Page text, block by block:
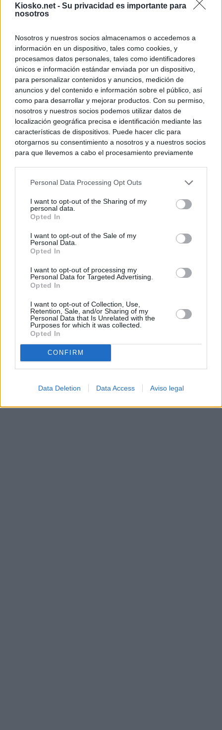
Kiosko.net - Su privacidad es importante para
nosotros
Nosotros y nuestros socios almacenamos o accedemos a
información en un dispositivo, tales como cookies, y
procesamos datos personales, tales como identificadores
únicos e información estándar enviada por un dispositivo,
para personalizar contenidos y anuncios, medición de
anuncios y del contenido e información sobre el público, así
como para desarrollar y mejorar productos. Con su permiso,
nosotros y nuestros socios podemos utilizar datos de
localización geográfica precisa e identificación mediante las
características de dispositivos. Puede hacer clic para
otorgarnos su consentimiento a nosotros y a nuestros socios
para que llevemos a cabo el procesamiento previamente
negar su consentimiento. Tenga en cuenta que algún
de su consentimiento, pero usted tiene el derecho de
rechazar tal procesamiento. Sus preferencias se aplicarán
cualquier momento entrando de nuevo en este sitio web o
visitando nuestra política de privacidad.
Personal Data Processing Opt Outs
I want to opt-out of the Sharing of my
personal data.
Opted In
I want to opt-out of the Sale of my
Personal Data.
Opted In
I want to opt-out of processing my
Personal Data for Targeted Advertising.
Opted In
I want to opt-out of Collection, Use,
Retention, Sale, and/or Sharing of my
Personal Data that Is Unrelated with the
Purposes for which it was collected.
Opted In
CONFIRM
Data Deletion Data Access Aviso legal